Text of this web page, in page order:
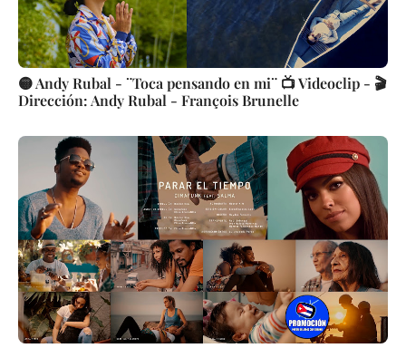
🟡 Andy Rubal - ¨Toca pensando en mi¨ 📺 Videoclip - 🎬
Dirección: Andy Rubal - François Brunelle